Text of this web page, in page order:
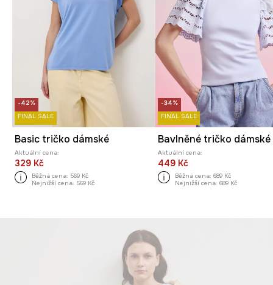
-42%
FINAL SALE
Basic tričko dámské
Aktuální cena:
329 Kč
Běžná cena: 569 Kč
Nejnižší cena: 569 Kč
-34%
FINAL SALE
Aktuální cena:
449 Kč
Běžná cena: 689 Kč
Nejnižší cena: 689 Kč